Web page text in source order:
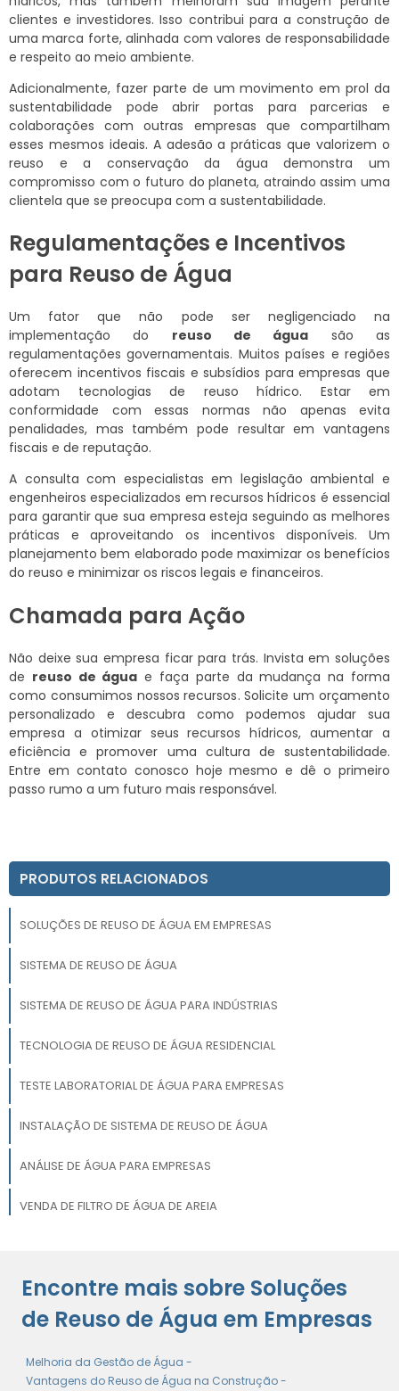
clientes e investidores. Isso contribui para a construção de
uma marca forte, alinhada com valores de responsabilidade
e respeito ao meio ambiente.
Adicionalmente, fazer parte de um movimento em prol da
sustentabilidade pode abrir portas para parcerias e
colaborações com outras empresas que compartilham
esses mesmos ideais. A adesão a práticas que valorizem o
reuso e a conservação da água demonstra um
compromisso com o futuro do planeta, atraindo assim uma
clientela que se preocupa com a sustentabilidade.
Regulamentações e Incentivos
para Reuso de Água
Um fator que não pode ser negligenciado na
implementação do reuso de água são as
regulamentações governamentais. Muitos países e regiões
oferecem incentivos fiscais e subsídios para empresas que
adotam tecnologias de reuso hídrico. Estar em
conformidade com essas normas não apenas evita
penalidades, mas também pode resultar em vantagens
fiscais e de reputação.
A consulta com especialistas em legislação ambiental e
engenheiros especializados em recursos hídricos é essencial
para garantir que sua empresa esteja seguindo as melhores
práticas e aproveitando os incentivos disponíveis. Um
planejamento bem elaborado pode maximizar os benefícios
do reuso e minimizar os riscos legais e financeiros.
Chamada para Ação
Não deixe sua empresa ficar para trás. Invista em soluções
de reuso de água e faça parte da mudança na forma
como consumimos nossos recursos. Solicite um orçamento
personalizado e descubra como podemos ajudar sua
empresa a otimizar seus recursos hídricos, aumentar a
eficiência e promover uma cultura de sustentabilidade.
Entre em contato conosco hoje mesmo e dê o primeiro
passo rumo a um futuro mais responsável.
PRODUTOS RELACIONADOS
SOLUÇÕES DE REUSO DE ÁGUA EM EMPRESAS
SISTEMA DE REUSO DE ÁGUA
SISTEMA DE REUSO DE ÁGUA PARA INDÚSTRIAS
TECNOLOGIA DE REUSO DE ÁGUA RESIDENCIAL
TESTE LABORATORIAL DE ÁGUA PARA EMPRESAS
INSTALAÇÃO DE SISTEMA DE REUSO DE ÁGUA
ANÁLISE DE ÁGUA PARA EMPRESAS
VENDA DE FILTRO DE ÁGUA DE AREIA
FORNECEDOR DE FILTRO DE ÁGUA DE AREIA
Encontre mais sobre Soluções
de Reuso de Água em Empresas
Melhoria da Gestão de Água -
Vantagens do Reuso de Água na Construção -